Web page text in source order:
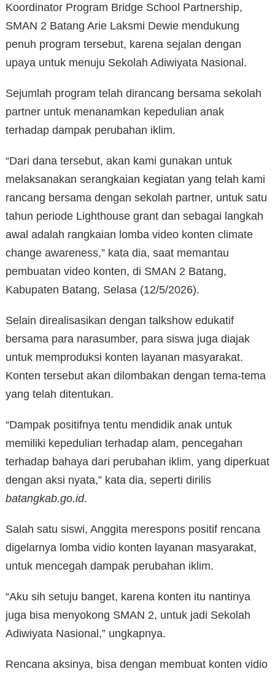
Koordinator Program Bridge School Partnership,
SMAN 2 Batang Arie Laksmi Dewie mendukung
penuh program tersebut, karena sejalan dengan
upaya untuk menuju Sekolah Adiwiyata Nasional.
Sejumlah program telah dirancang bersama sekolah
partner untuk menanamkan kepedulian anak
terhadap dampak perubahan iklim.
“Dari dana tersebut, akan kami gunakan untuk
melaksanakan serangkaian kegiatan yang telah kami
rancang bersama dengan sekolah partner, untuk satu
tahun periode Lighthouse grant dan sebagai langkah
awal adalah rangkaian lomba video konten climate
change awareness,” kata dia, saat memantau
pembuatan video konten, di SMAN 2 Batang,
Kabupaten Batang, Selasa (12/5/2026).
Selain direalisasikan dengan talkshow edukatif
bersama para narasumber, para siswa juga diajak
untuk memproduksi konten layanan masyarakat.
Konten tersebut akan dilombakan dengan tema-tema
yang telah ditentukan.
“Dampak positifnya tentu mendidik anak untuk
memiliki kepedulian terhadap alam, pencegahan
terhadap bahaya dari perubahan iklim, yang diperkuat
dengan aksi nyata,” kata dia, seperti dirilis
batangkab.go.id.
Salah satu siswi, Anggita merespons positif rencana
digelarnya lomba vidio konten layanan masyarakat,
untuk mencegah dampak perubahan iklim.
“Aku sih setuju banget, karena konten itu nantinya
juga bisa menyokong SMAN 2, untuk jadi Sekolah
Adiwiyata Nasional,” ungkapnya.
Rencana aksinya, bisa dengan membuat konten vidio